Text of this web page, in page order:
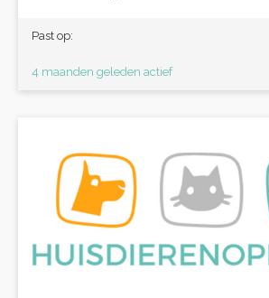
Past op:
4 maanden geleden actief